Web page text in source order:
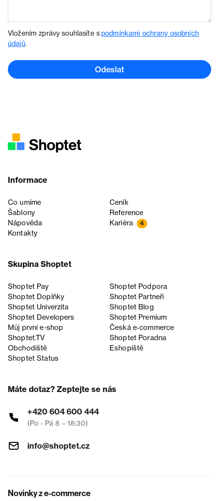
Vložením zprávy souhlasíte spodmínkami ochrany osobních
údajů.
Odeslat
Informace
Co umíme
Ceník
Šablony
Reference
Nápověda
Kariéra 4
Kontakty
Skupina Shoptet
Shoptet Pay
Shoptet Podpora
Shoptet Doplňky
Shoptet Partneři
Shoptet Univerzita
Shoptet Blog
Shoptet Developers
Shoptet Premium
Můj první e-shop
Česká e‑commerce
Shoptet.TV
Shoptet Poradna
Obchodiště
Eshopiště
Shoptet Status
Máte dotaz? Zeptejte se nás
+420 604 600 444
(Po - Pá 8 – 18:30)
info@shoptet.cz
Novinky z e-commerce